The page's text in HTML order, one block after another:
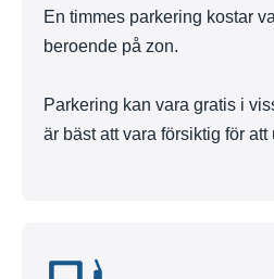
En timmes parkering kostar
beroende på zon.
Parkering kan vara gratis i
är bäst att vara försiktig för att